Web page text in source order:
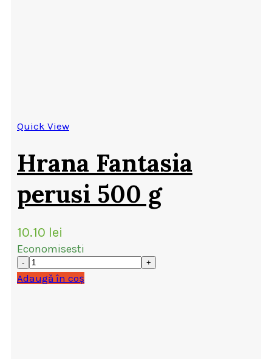
Quick View
Hrana Fantasia
perusi 500 g
10.10 lei
Economisesti
Adaugă în coș